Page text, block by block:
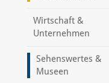
Wirtschaft &
Unternehmen
Sehenswertes &
Museen